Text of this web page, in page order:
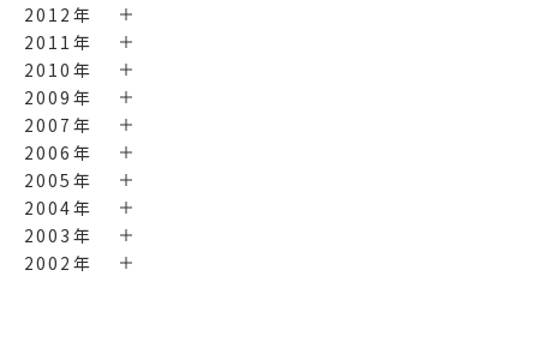
2012年
2011年
2010年
2009年
2007年
2006年
2005年
2004年
2003年
2002年